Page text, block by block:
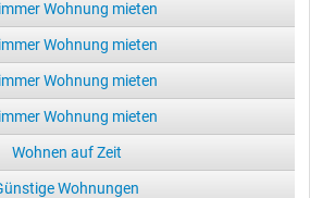
Wohnung mieten
Wohnung mieten
Wohnung mieten
Wohnung mieten
Wohnen auf Zeit
Wohnungen